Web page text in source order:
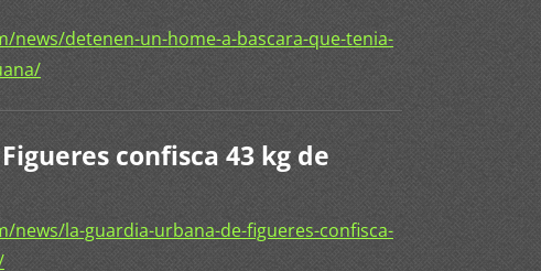
detenen-un-home-a-bascara-que-tenia-
confisca 43 kg de
la-guardia-urbana-de-figueres-confisca-